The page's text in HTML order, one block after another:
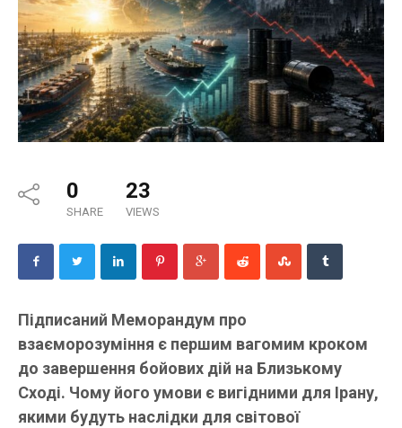
0
SHARE
23
VIEWS
Підписаний Меморандум про
взаєморозуміння є першим вагомим кроком
до завершення бойових дій на Близькому
Сході. Чому його умови є вигідними для Ірану,
якими будуть наслідки для світової